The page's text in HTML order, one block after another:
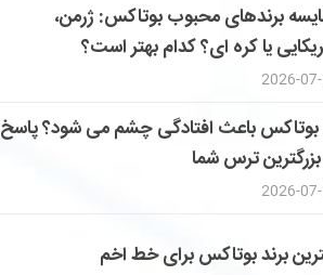
برندهای محبوب بوتاکس: ژرمن،
یا کره ای؟ کدام بهتر است؟
2026-
بوتاکس باعث افتادگی چشم می شود؟ پاسخ
ترس شما
2026-
برند بوتاکس برای خط اخم